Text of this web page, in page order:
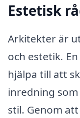
Estetisk
Arkitekter är
och estetik. En
hjälpa till att
inredning
stil. Genom